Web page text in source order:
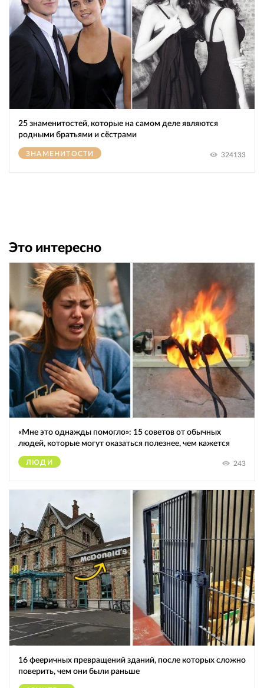
25 знаменитостей, которые на самом деле являются
родными братьями и сёстрами
ЗНАМЕНИТОСТИ 324133
Это интересно
«Мне это однажды помогло»: 15 советов от обычных
людей, которые могут оказаться полезнее, чем кажется
ЛЮДИ 243
16 фееричных превращений зданий, после которых сложно
поверить, чем они были раньше